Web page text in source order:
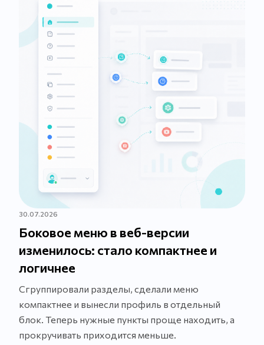
30.07.2026
Боковое меню в веб-версии
изменилось: стало компактнее и
логичнее
Сгруппировали разделы, сделали меню
компактнее и вынесли профиль в отдельный
блок. Теперь нужные пункты проще находить, а
прокручивать приходится меньше.